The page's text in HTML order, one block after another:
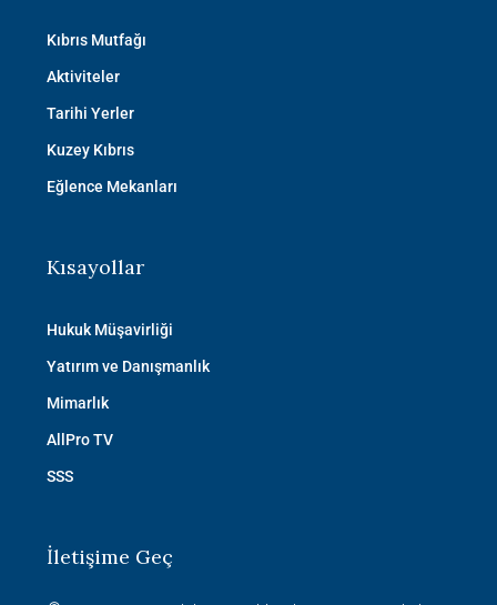
Kıbrıs Mutfağı
Aktiviteler
Tarihi Yerler
Kuzey Kıbrıs
Eğlence Mekanları
Kısayollar
Hukuk Müşavirliği
Yatırım ve Danışmanlık
Mimarlık
AllPro TV
SSS
İletişime Geç